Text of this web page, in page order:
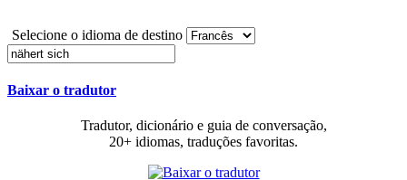
Selecione o idioma de destino
Baixar o tradutor
Tradutor, dicionário e guia de conversação,
20+ idiomas, traduções favoritas.